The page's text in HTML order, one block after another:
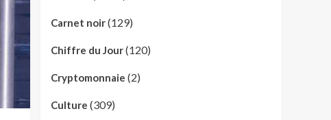
Carnet noir(129)
Chiffre du Jour(120)
Cryptomonnaie (2)
Culture (309)